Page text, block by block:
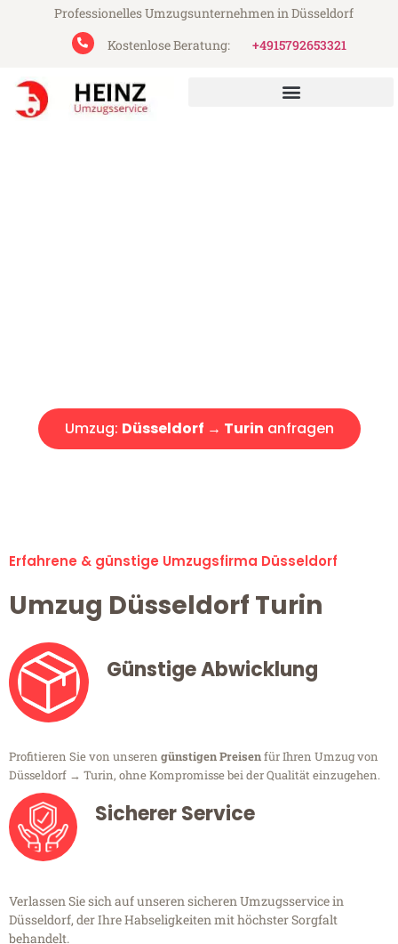
Professionelles Umzugsunternehmen in Düsseldorf
Kostenlose Beratung:
+4915792653321
Umzug: Düsseldorf → Turin anfragen
Erfahrene & günstige Umzugsfirma Düsseldorf
Umzug Düsseldorf Turin
Günstige Abwicklung
Profitieren Sie von unseren günstigen Preisenfür Ihren Umzug von
Düsseldorf → Turin, ohne Kompromisse bei der Qualität einzugehen.
Sicherer Service
Verlassen Sie sich auf unseren sicheren Umzugsservice in
Düsseldorf, der Ihre Habseligkeiten mit höchster Sorgfalt
behandelt.